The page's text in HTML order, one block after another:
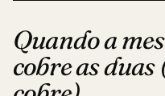
Quando a
cobre as